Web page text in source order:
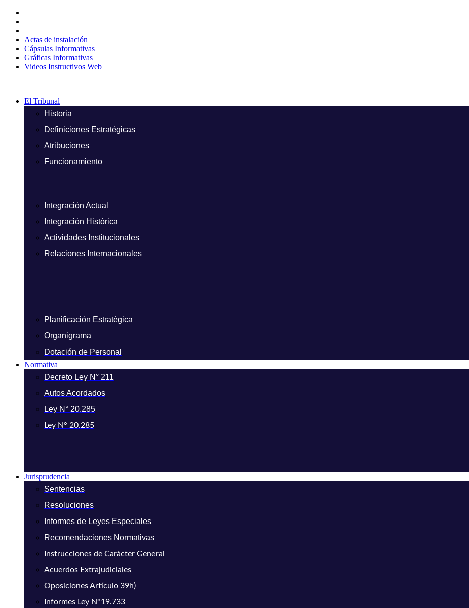
contenido
Actas de instalación
Cápsulas Informativas
Gráficas Informativas
Videos Instructivos Web
El Tribunal
Historia
Definiciones Estratégicas
Atribuciones
Funcionamiento
Integración Actual
Integración Histórica
Actividades Institucionales
Relaciones Internacionales
Planificación Estratégica
Organigrama
Dotación de Personal
Normativa
Decreto Ley N° 211
Autos Acordados
Ley N° 20.285
Ley N° 20.285
Jurisprudencia
Sentencias
Resoluciones
Informes de Leyes Especiales
Recomendaciones Normativas
Instrucciones de Carácter General
Acuerdos Extrajudiciales
Oposiciones Artículo 39h)
Informes Ley N°19.733